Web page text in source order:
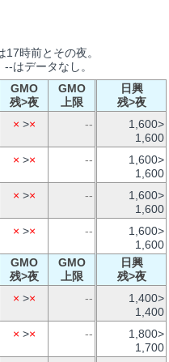
時前とその夜。
はデータなし。
GMO
残>夜
GMO
上限
日興
残>夜
× >× --
1,600>
1,600
× >× --
1,600>
1,600
× >× --
1,600>
1,600
× >× --
1,600>
1,600
GMO
残>夜
GMO
上限
日興
残>夜
× >× --
1,400>
1,400
× >× --
1,800>
1,700